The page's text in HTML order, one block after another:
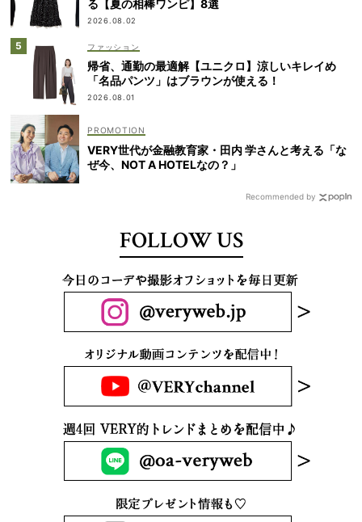
る【夏の相棒ワンピ】8選
2026.08.02
ファッション
帰省、通勤の最適解【ユニクロ】涼しいキレイめ
「名品パンツ」はブラウンが使える！
2026.08.01
VERY世代が金融教育家・田内 学さんと考える「な
ぜ今、NOT A HOTELなの？」
Recommended by
FOLLOW US